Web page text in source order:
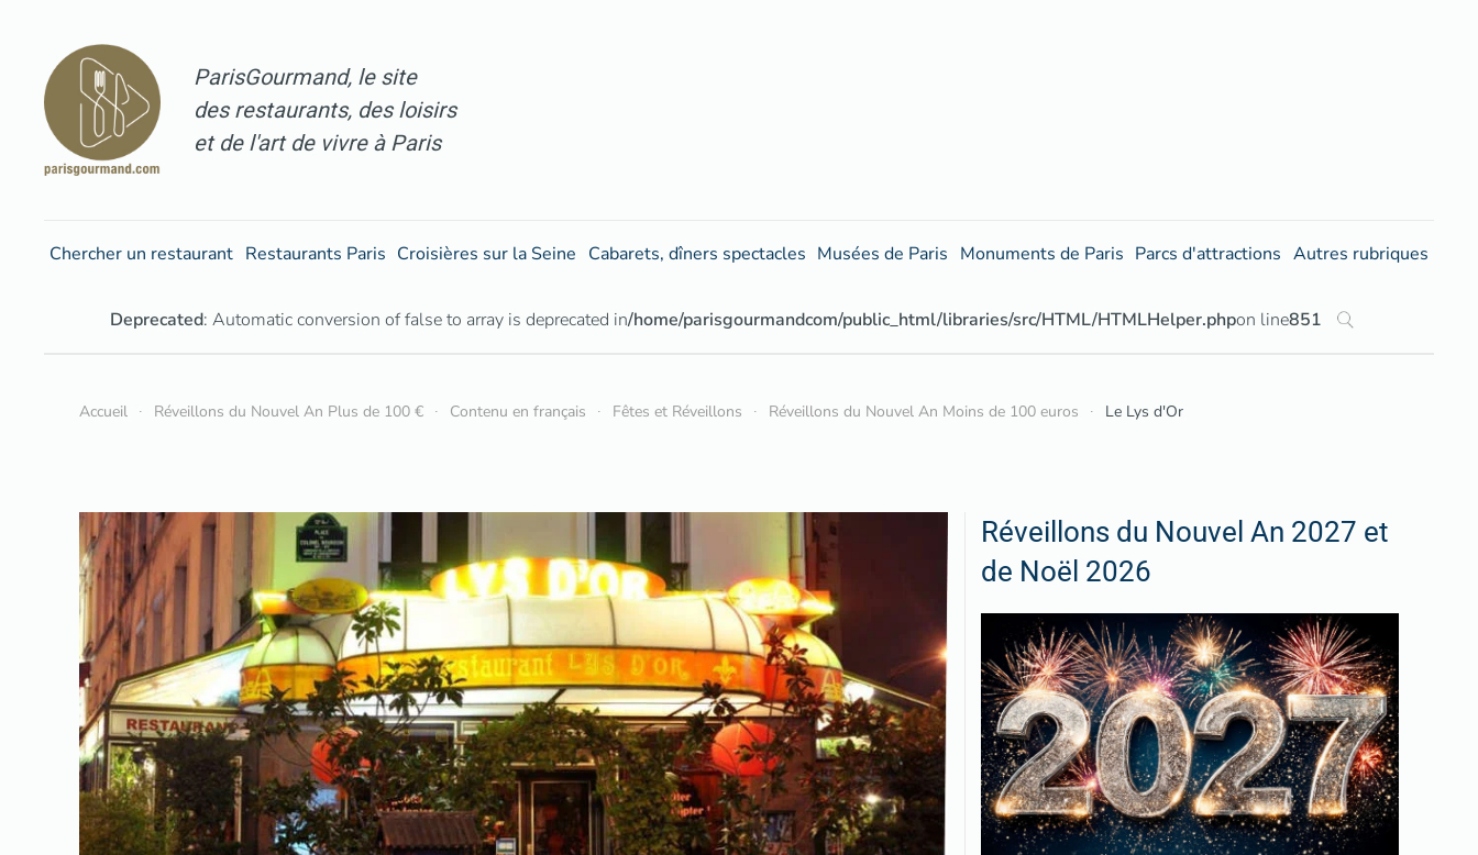
Accéder au contenu principal
ParisGourmand, le site
des restaurants, des loisirs
et de l'art de vivre à Paris
Chercher un restaurant Restaurants Paris Croisières sur la Seine Cabarets, dîners spectacles Musées de Paris Monuments de Paris Parcs d'attractions Autres rubriques
Deprecated: Automatic conversion of false to array is deprecated in/home/parisgourmandcom/public_html/libraries/src/HTML/HTMLHelper.phpon line851
Accueil Réveillons du Nouvel An Plus de 100 € Contenu en français Fêtes et Réveillons Réveillons du Nouvel An Moins de 100 euros Le Lys d'Or
Réveillons du Nouvel An 2027 et
de Noël 2026